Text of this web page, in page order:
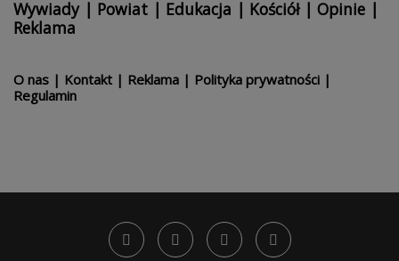
Wywiady| Powiat | Edukacja | Kościół| Opinie |
Reklama
O nas | Kontakt | Reklama | Polityka prywatności |
Regulamin